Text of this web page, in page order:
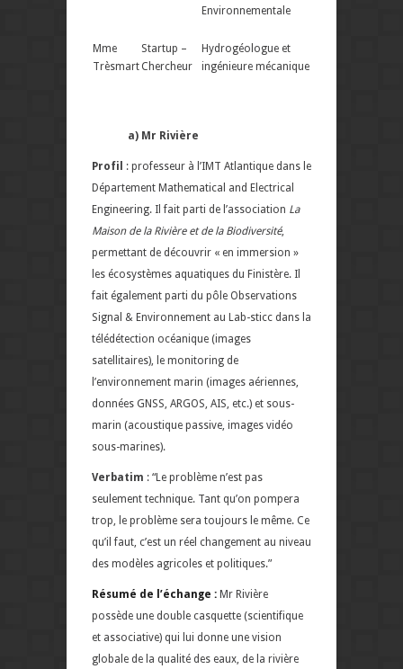
Environnementale
Mme
Trèsmart
Startup –
Chercheur
Hydrogéologue et
ingénieure mécanique
a) Mr Rivière
Profil : professeur à l’IMT Atlantique dans le
Département Mathematical and Electrical
Engineering. Il fait parti de l’association La
Maison de la Rivière et de la Biodiversité,
permettant de découvrir « en immersion »
les écosystèmes aquatiques du Finistère. Il
fait également parti du pôle Observations
Signal & Environnement au Lab-sticc dans la
télédétection océanique (images
satellitaires), le monitoring de
l’environnement marin (images aériennes,
données GNSS, ARGOS, AIS, etc.) et sous-
marin (acoustique passive, images vidéo
sous-marines).
Verbatim : “Le problème n’est pas
seulement technique. Tant qu’on pompera
trop, le problème sera toujours le même. Ce
qu’il faut, c’est un réel changement au niveau
des modèles agricoles et politiques.”
Résumé de l’échange : Mr Rivière
possède une double casquette (scientifique
et associative) qui lui donne une vision
globale de la qualité des eaux, de la rivière